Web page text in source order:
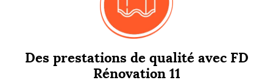
Des prestations de qualité avec FD
Rénovation 11